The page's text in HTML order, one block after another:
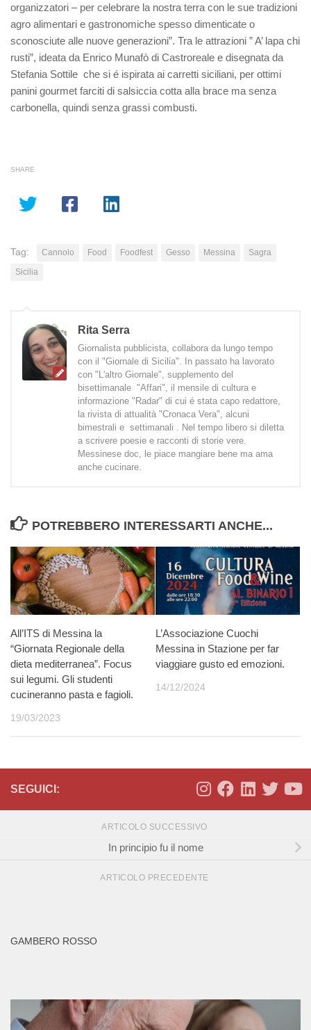
organizzatori – per celebrare la nostra terra con le sue tradizioni
agro alimentari e gastronomiche spesso dimenticate o
sconosciute alle nuove generazioni”. Tra le attrazioni ” A’ lapa chi
rusti”, ideata da Enrico Munafò di Castroreale e disegnata da
Stefania Sottile che si é ispirata ai carretti siciliani, per ottimi
panini gourmet farciti di salsiccia cotta alla brace ma senza
carbonella, quindi senza grassi combusti.
SHARE
Tag: Cannolo Food Foodfest Gesso Messina
Sagra
Sicilia
Rita Serra
Giornalista pubblicista, collabora da lungo tempo
con il "Giornale di Sicilia". In passato ha lavorato
con "L'altro Giornale", supplemento del
bisettimanale "Affari", il mensile di cultura e
informazione "Radar" di cui é stata capo redattore,
la rivista di attualità "Cronaca Vera", alcuni
bimestrali e settimanali . Nel tempo libero si diletta
a scrivere poesie e racconti di storie vere.
Messinese doc, le piace mangiare bene ma ama
anche cucinare.
POTREBBERO INTERESSARTI ANCHE...
All’ITS di Messina la
“Giornata Regionale della
dieta mediterranea”. Focus
sui legumi. Gli studenti
cucineranno pasta e fagioli.
19/03/2023
L’Associazione Cuochi
Messina in Stazione per far
viaggiare gusto ed emozioni.
14/12/2024
SEGUICI:
ARTICOLO SUCCESSIVO
In principio fu il nome
ARTICOLO PRECEDENTE
GAMBERO ROSSO